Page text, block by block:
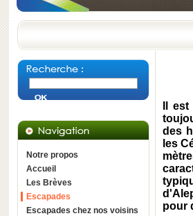
Notre propos
Accueil
Les Brèves
Escapades
Escapades chez nos voisins
Il
des
les
pour